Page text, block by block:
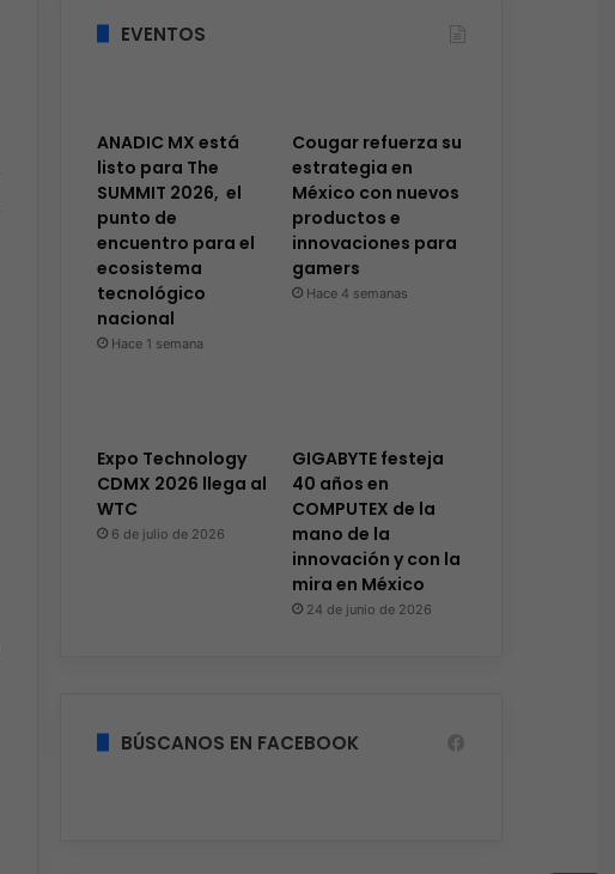
EVENTOS
ANADIC MX está
listo para The
SUMMIT 2026, el
punto de
encuentro para el
ecosistema
tecnológico
nacional
Hace 1 semana
Cougar refuerza su
estrategia en
México con nuevos
productos e
innovaciones para
gamers
Hace 4 semanas
Expo Technology
CDMX 2026 llega al
WTC
6 de julio de 2026
GIGABYTE festeja
40 años en
COMPUTEX de la
mano de la
innovación y con la
mira en México
24 de junio de 2026
BÚSCANOS EN FACEBOOK